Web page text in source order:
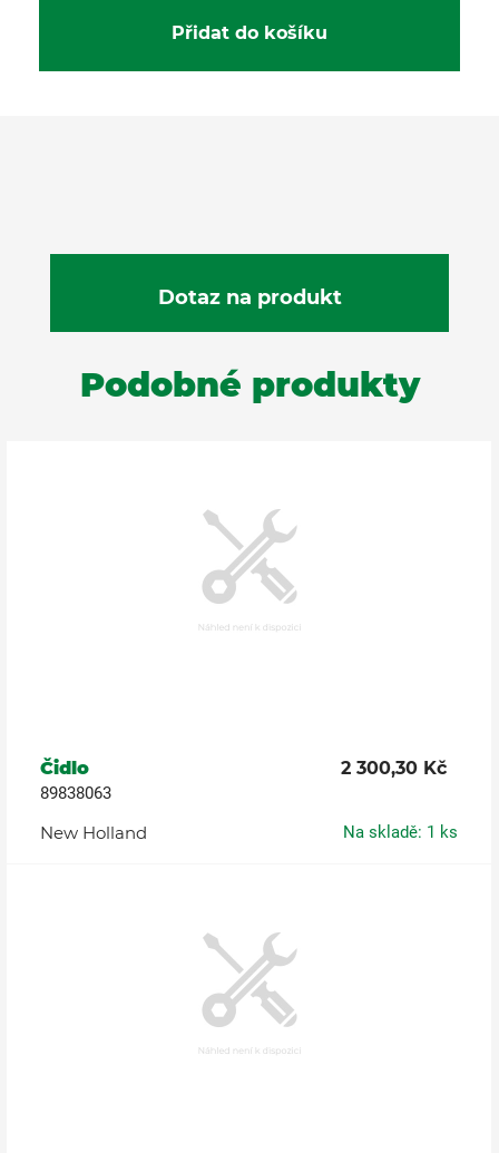
Přidat do košíku
Podobné produkty
Čidlo 2 300,30 Kč
89838063
New Holland Na skladě: 1 ks